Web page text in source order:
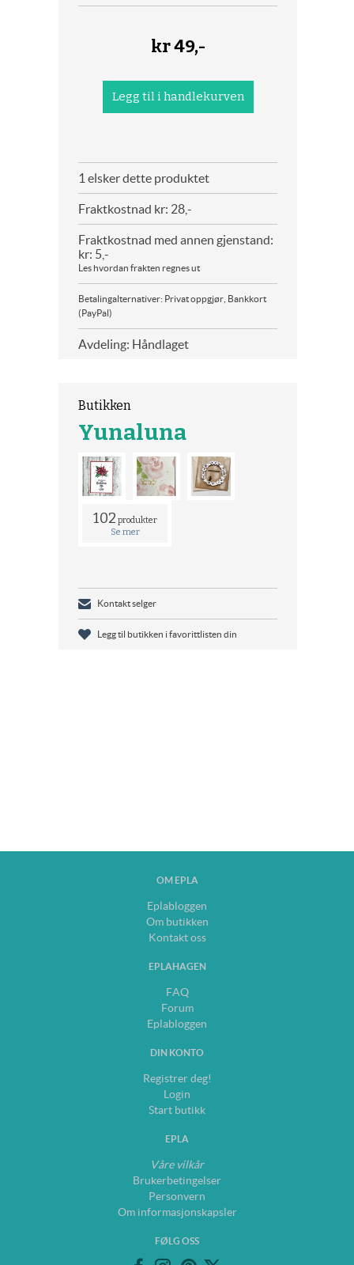
kr49,-
1 elsker dette produktet
Fraktkostnad kr: 28,-
Fraktkostnad med annen gjenstand:
kr: 5,-
Les hvordan frakten regnes ut
Betalingalternativer: Privat oppgjør, Bankkort
(PayPal)
Avdeling: Håndlaget
Butikken
Yunaluna
102 produkter
Se mer
Kontakt selger
Legg til butikken i favorittlisten din
OM EPLA
Eplabloggen
Om butikken
Kontakt oss
EPLAHAGEN
FAQ
Forum
Eplabloggen
DIN KONTO
Registrer deg!
Login
Start butikk
EPLA
Våre vilkår
Brukerbetingelser
Personvern
Om informasjonskapsler
FØLG OSS